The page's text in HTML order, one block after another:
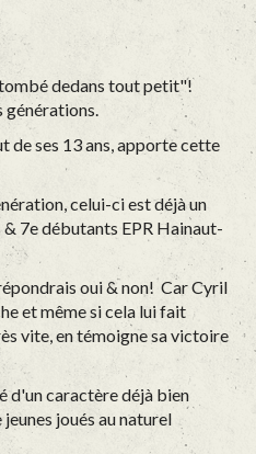
tombé dedans tout petit"!
générations.
de ses 13 ans, apporte cette
celui-ci est déjà un
7e débutants EPR Hainaut-
oui & non! Car Cyril
et même si cela lui fait
vite, en témoigne sa victoire
d'un caractère déjà bien
joués au naturel